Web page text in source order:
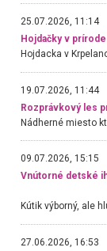
25.07.2026, 11:14
Hojdačky v
19.07.2026, 11:44
Rozprávkový les
09.07.2026, 15:15
Vnútorné detské
27.06.2026, 16:53